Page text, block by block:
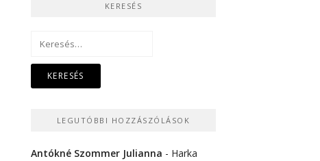
KERESÉS
Keresés:
LEGUTÓBBI HOZZÁSZÓLÁSOK
Antókné Szommer Julianna - Harka